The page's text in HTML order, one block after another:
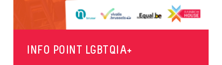
INFO POINT LGBTQIA+